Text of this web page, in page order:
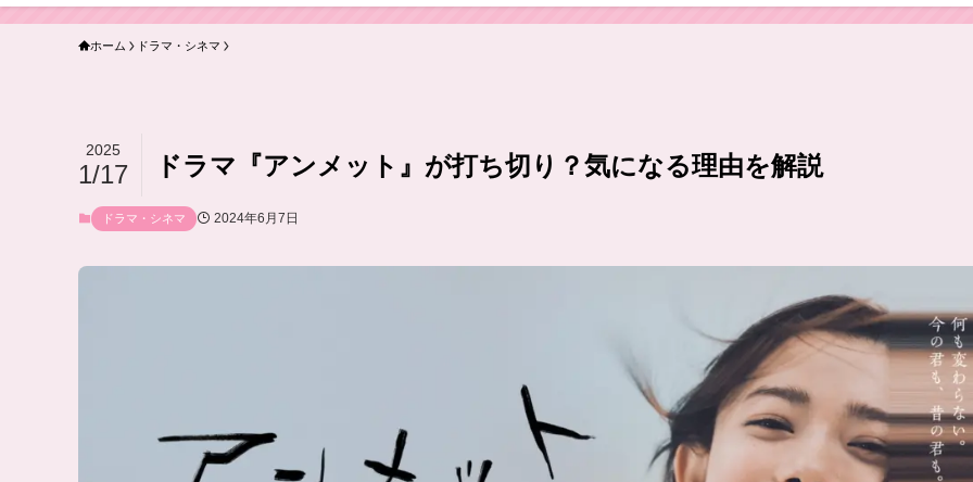
ホーム ドラマ・シネマ
ドラマ『アンメット』が打ち切り？気になる理由を解説
2025
1/17
ドラマ・シネマ 2024年6月7日